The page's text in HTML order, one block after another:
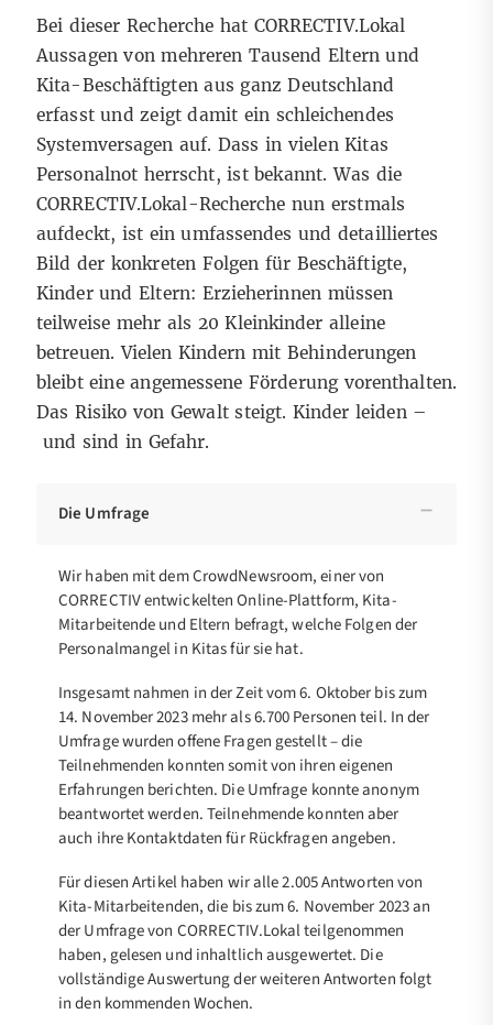
Bei dieser Recherche hat CORRECTIV.Lokal
Aussagen von mehreren Tausend Eltern und
Kita-Beschäftigten aus ganz Deutschland
erfasst und zeigt damit ein schleichendes
Systemversagen auf. Dass in vielen Kitas
Personalnot herrscht, ist bekannt. Was die
CORRECTIV.Lokal-Recherche nun erstmals
aufdeckt, ist ein umfassendes und detailliertes
Bild der konkreten Folgen für Beschäftigte,
Kinder und Eltern: Erzieherinnen müssen
teilweise mehr als 20 Kleinkinder alleine
betreuen. Vielen Kindern mit Behinderungen
bleibt eine angemessene Förderung vorenthalten.
Das Risiko von Gewalt steigt. Kinder leiden –
und sind in Gefahr.
Die Umfrage
Wir haben mit dem CrowdNewsroom, einer von
CORRECTIV entwickelten Online-Plattform, Kita-
Mitarbeitende und Eltern befragt, welche Folgen der
Personalmangel in Kitas für sie hat.
Insgesamt nahmen in der Zeit vom 6. Oktober bis zum
14. November 2023 mehr als 6.700 Personen teil. In der
Umfrage wurden offene Fragen gestellt – die
Teilnehmenden konnten somit von ihren eigenen
Erfahrungen berichten. Die Umfrage konnte anonym
beantwortet werden. Teilnehmende konnten aber
auch ihre Kontaktdaten für Rückfragen angeben.
Für diesen Artikel haben wir alle 2.005 Antworten von
Kita-Mitarbeitenden, die bis zum 6. November 2023 an
der Umfrage von CORRECTIV.Lokal teilgenommen
haben, gelesen und inhaltlich ausgewertet. Die
vollständige Auswertung der weiteren Antworten folgt
in den kommenden Wochen.